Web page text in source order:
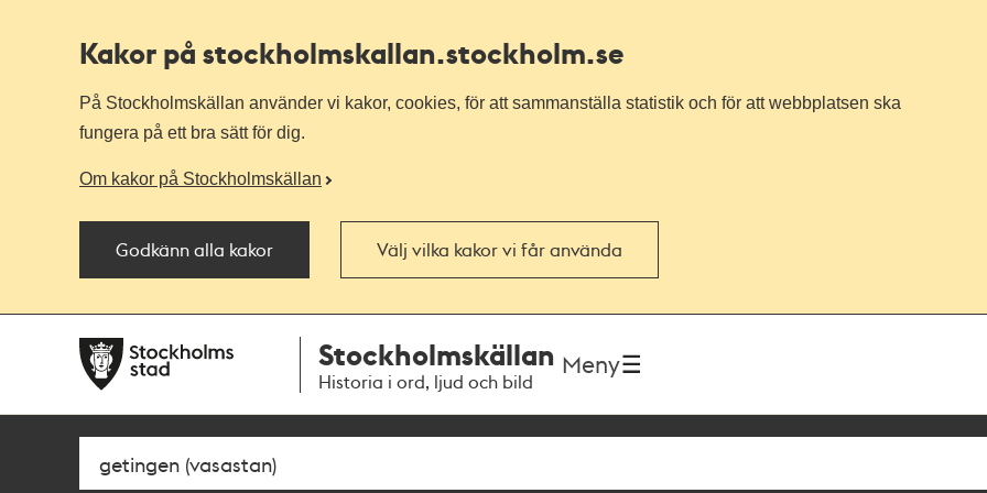
Kakor på stockholmskallan.stockholm.se
På Stockholmskällan använder vi kakor, cookies, för att sammanställa statistik och för att webbplatsen ska
fungera på ett bra sätt för dig.
Om kakor på Stockholmskällan
Godkänn alla kakor Välj vilka kakor vi får använda
navigationen
huvudinnehållet
Stockholmskällan
Historia i ord, ljud och bild
Meny
Sök